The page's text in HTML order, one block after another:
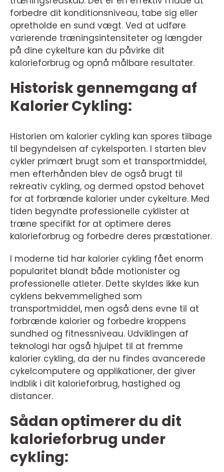
forbedre dit konditionsniveau, tabe sig eller
opretholde en sund vægt. Ved at udføre
varierende træningsintensiteter og længder
på dine cykelture kan du påvirke dit
kalorieforbrug og opnå målbare resultater.
Historisk gennemgang af
Kalorier Cykling:
Historien om kalorier cykling kan spores tilbage
til begyndelsen af cykelsporten. I starten blev
cykler primært brugt som et transportmiddel,
men efterhånden blev de også brugt til
rekreativ cykling, og dermed opstod behovet
for at forbrænde kalorier under cykelture. Med
tiden begyndte professionelle cyklister at
træne specifikt for at optimere deres
kalorieforbrug og forbedre deres præstationer.
I moderne tid har kalorier cykling fået enorm
popularitet blandt både motionister og
professionelle atleter. Dette skyldes ikke kun
cyklens bekvemmelighed som
transportmiddel, men også dens evne til at
forbrænde kalorier og forbedre kroppens
sundhed og fitnessniveau. Udviklingen af
teknologi har også hjulpet til at fremme
kalorier cykling, da der nu findes avancerede
cykelcomputere og applikationer, der giver
indblik i dit kalorieforbrug, hastighed og
distancer.
Sådan optimerer du dit
kalorieforbrug under
cykling: